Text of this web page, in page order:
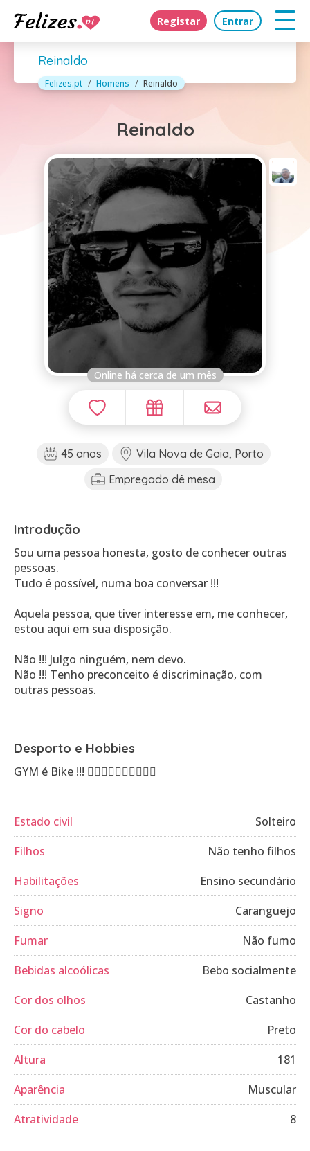
Registar Entrar
Reinaldo
Felizes.pt Homens Reinaldo
Reinaldo
Online há cerca de um mês
45 anos
Vila Nova de Gaia, Porto
Empregado dê mesa
Introdução
Sou uma pessoa honesta, gosto de conhecer outras
pessoas.
Tudo é possível, numa boa conversar !!!
Aquela pessoa, que tiver interesse em, me conhecer,
estou aqui em sua disposição.
Não !!! Julgo ninguém, nem devo.
Não !!! Tenho preconceito é discriminação, com
outras pessoas.
Desporto e Hobbies
GYM é Bike !!! 🏋️‍♂️🏋️‍♂️💪💪🚵‍♂️🚴‍♂️
Estado civil
Solteiro
Filhos
Não tenho filhos
Habilitações
Ensino secundário
Signo
Caranguejo
Fumar
Não fumo
Bebidas alcoólicas
Bebo socialmente
Cor dos olhos
Castanho
Cor do cabelo
Preto
Altura
181
Aparência
Muscular
Atratividade
8